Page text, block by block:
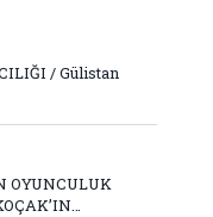
/ Gülistan
OYUNCULUK